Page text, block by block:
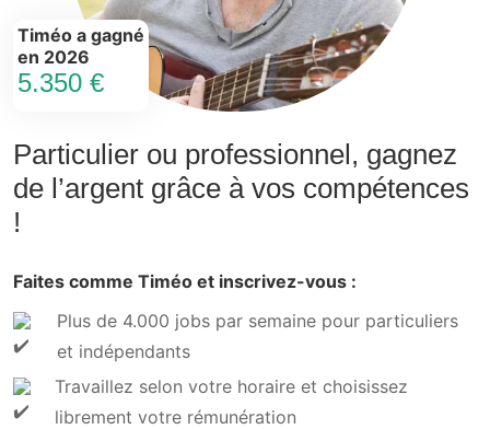
Particulier ou professionnel, gagnez
de l’argent grâce à vos compétences
!
Faites comme Timéo et inscrivez-vous :
Plus de 4.000 jobs par semaine pour particuliers
et indépendants
Travaillez selon votre horaire et choisissez
librement votre rémunération
Timéo a gagné
en 2026
5.350 €